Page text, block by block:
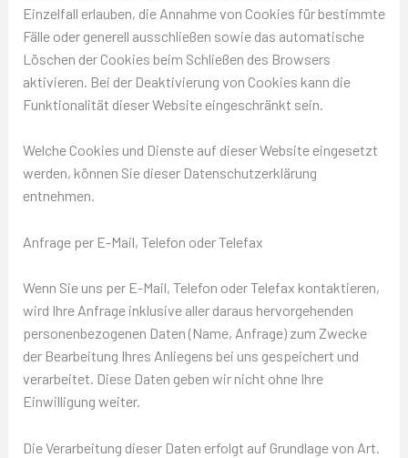
Einzelfall erlauben, die Annahme von Cookies für bestimmte
Fälle oder generell ausschließen sowie das automatische
Löschen der Cookies beim Schließen des Browsers
aktivieren. Bei der Deaktivierung von Cookies kann die
Funktionalität dieser Website eingeschränkt sein.
Welche Cookies und Dienste auf dieser Website eingesetzt
werden, können Sie dieser Datenschutzerklärung
entnehmen.
Anfrage per E-Mail, Telefon oder Telefax
Wenn Sie uns per E-Mail, Telefon oder Telefax kontaktieren,
wird Ihre Anfrage inklusive aller daraus hervorgehenden
personenbezogenen Daten (Name, Anfrage) zum Zwecke
der Bearbeitung Ihres Anliegens bei uns gespeichert und
verarbeitet. Diese Daten geben wir nicht ohne Ihre
Einwilligung weiter.
Die Verarbeitung dieser Daten erfolgt auf Grundlage von Art.